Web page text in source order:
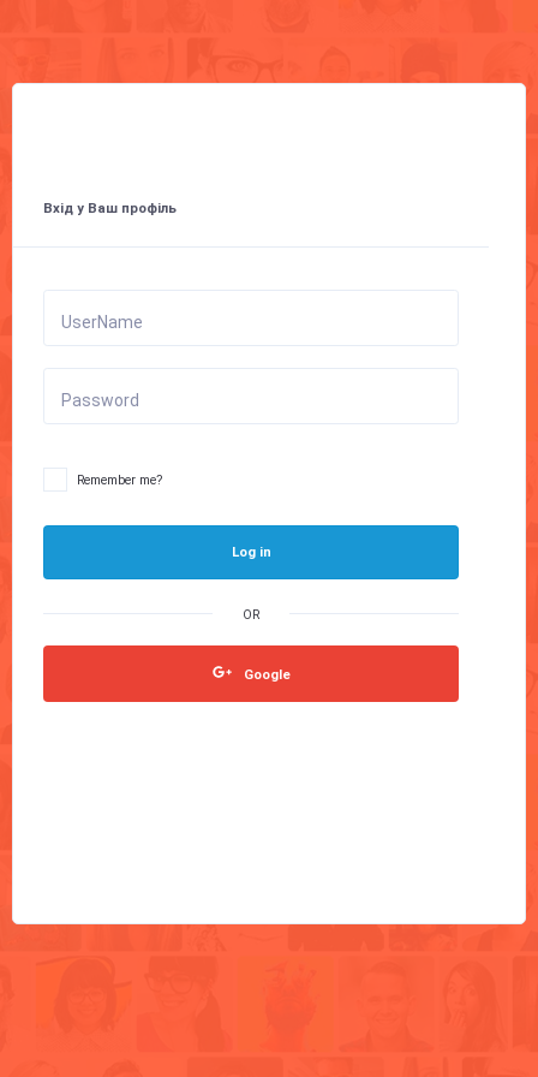
Вхід у Ваш профіль
UserName
Password
Remember me?
Log in
Google